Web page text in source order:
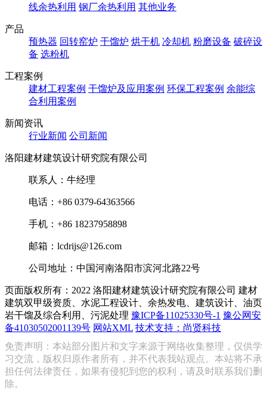
线余热利用 钢厂余热利用 其他业务
产品
预热器 回转窑炉 干馏炉 烘干机 冷却机 粉磨设备 破碎设
备 选粉机
工程案例
建材工程案例 干馏炉及应用案例 环保工程案例 余能综
合利用案例
新闻资讯
行业新闻 公司新闻
洛阳建材建筑设计研究院有限公司
联系人：牛经理
电话：+86 0379-64363566
手机：+86 18237958898
邮箱：lcdrijs@126.com
公司地址：中国河南洛阳市滨河北路22号
页面版权所有：2022 洛阳建材建筑设计研究院有限公司 建材
建筑双甲级资质、水泥工程设计、余热发电、建筑设计、油页
岩干馏及综合利用、污泥处理 豫ICP备11025330号-1 豫公网安
备41030502001139号 网站XML 技术支持：尚贤科技
免责声明：本站部分图片和文字来源于网络收集整理，仅供学
习交流，版权归原作者所有，并不代表我站观点。本站将不承
担任何法律责任，如果有侵犯到您的权利，请及时联系我们删
除。